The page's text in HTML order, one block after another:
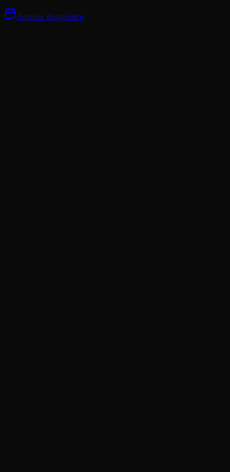
Agendar diagnóstico